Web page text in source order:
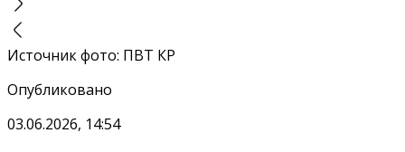
Источник фото: ПВТ КР
Опубликовано
03.06.2026, 14:54